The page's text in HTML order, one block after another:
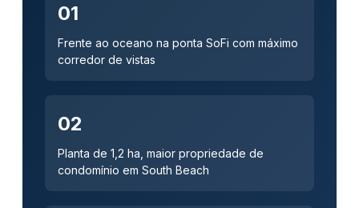
01
Frente ao oceano na ponta SoFi com máximo
corredor de vistas
02
Planta de 1,2 ha, maior propriedade de
condomínio em South Beach